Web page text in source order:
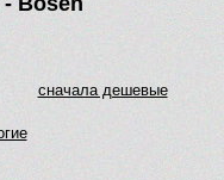
сначала дешевые